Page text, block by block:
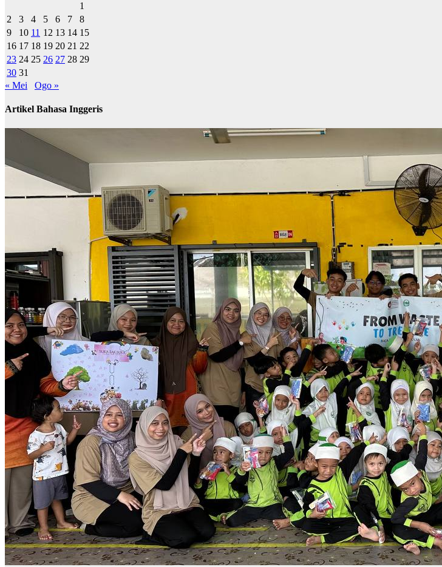
1
2
3 4 5 6 7
8
9
10 11 12 13 14 15
16 17 18 19 20 21 22
23 24 25 26 27 28 29
30 31
« Mei
Ogo »
Artikel Bahasa Inggeris